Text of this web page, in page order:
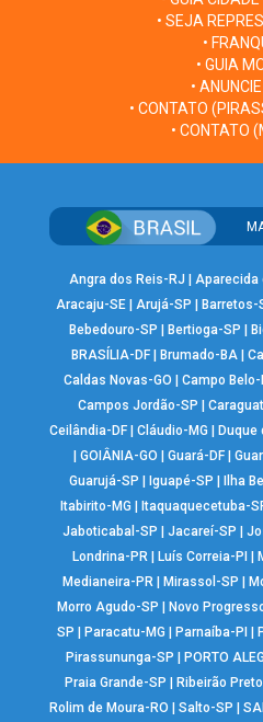
• SEJA
•
• GUIA
•
• CONTATO
• CONTATO
Angra dos Reis-RJ Aparecida
Aracaju-SE |Arujá-SP Barretos-
Bebedouro-SP
Bertioga-SP
BRASÍLIA-DF| Brumado-BA|
Caldas Novas-GO
|Campo Belo-
Campos Jordão-SP
Ceilândia-DF| Cláudio-MG Duque
GOIÂNIA-GO Guará-DF|
Guarujá-SP
Iguapé-SP Ilha
Itabirito-MG
Itaquaquecetuba-
Jaboticabal-SP
Jacareí-SP
Londrina-PR| Luís Correia-PI
Medianeira-PR
Mirassol-SP
Morro Agudo-SP
Novo
SP
Paracatu-MG Parnaíba-PI
Pirassununga-SP
PORTO
Praia Grande-SP
Ribeirão
Rolim de Moura-RO
Salto-SP